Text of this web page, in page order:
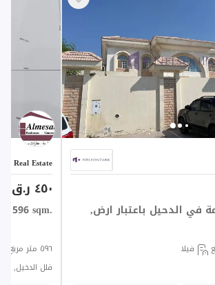
في الدحيل باعتبار ارض,
فيلا
Real Estate
٤٥٠ ر.ق
596 sqm.
٥٩٦ متر مربع
فلل الدحيل,